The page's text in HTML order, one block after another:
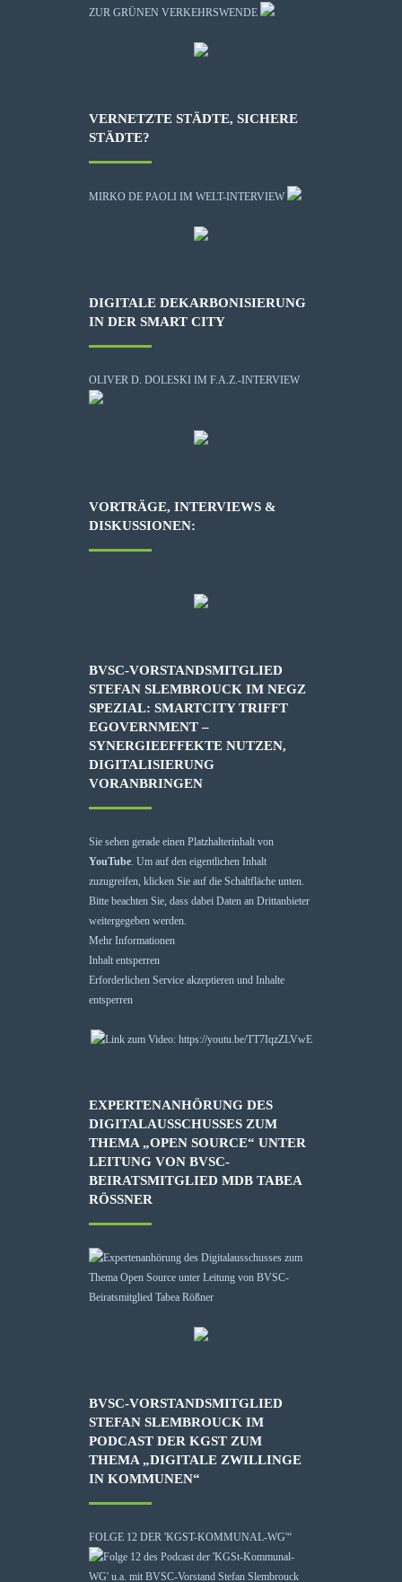
ZUR GRÜNEN VERKEHRSWENDE
VERNETZTE STÄDTE, SICHERE
STÄDTE?
MIRKO DE PAOLI IM WELT-INTERVIEW
DIGITALE DEKARBONISIERUNG
IN DER SMART CITY
OLIVER D. DOLESKI IM F.A.Z.-INTERVIEW
VORTRÄGE, INTERVIEWS &
DISKUSSIONEN:
BVSC-VORSTANDSMITGLIED
STEFAN SLEMBROUCK IM NEGZ
SPEZIAL: SMARTCITY TRIFFT
EGOVERNMENT –
SYNERGIEEFFEKTE NUTZEN,
DIGITALISIERUNG
VORANBRINGEN
Sie sehen gerade einen Platzhalterinhalt von
YouTube. Um auf den eigentlichen Inhalt
zuzugreifen, klicken Sie auf die Schaltfläche unten.
Bitte beachten Sie, dass dabei Daten an Drittanbieter
weitergegeben werden.
Mehr Informationen
Inhalt entsperren
Erforderlichen Service akzeptieren und Inhalte
entsperren
EXPERTENANHÖRUNG DES
DIGITALAUSSCHUSSES ZUM
THEMA „OPEN SOURCE“ UNTER
LEITUNG VON BVSC-
BEIRATSMITGLIED MDB TABEA
RÖSSNER
BVSC-VORSTANDSMITGLIED
STEFAN SLEMBROUCK IM
PODCAST DER KGST ZUM
THEMA „DIGITALE ZWILLINGE
IN KOMMUNEN“
FOLGE 12 DER 'KGST-KOMMUNAL-WG'“